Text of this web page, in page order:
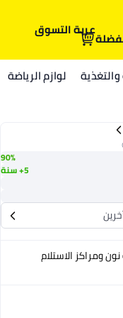
عربة التسوق
لوازم الرياضة
90%
5+ سنة
ومراكز الاستلام